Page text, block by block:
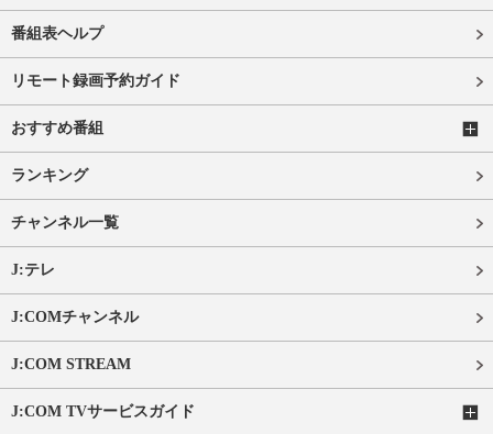
番組表ヘルプ
リモート録画予約ガイド
おすすめ番組
ランキング
チャンネル一覧
J:テレ
J:COMチャンネル
J:COM STREAM
J:COM TVサービスガイド